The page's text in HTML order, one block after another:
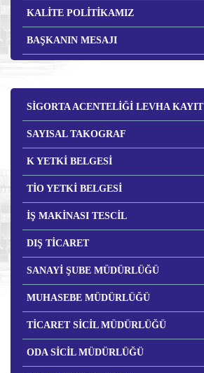
KALİTE POLİTİKAMIZ
BAŞKANIN MESAJI
SİGORTA ACENTELİĞİ LEVHA KAYIT
SAYISAL TAKOGRAF
K YETKİ BELGESİ
TİO YETKİ BELGESİ
İŞ MAKİNASI TESCİL
DIŞ TİCARET
SANAYİ ŞUBE MÜDÜRLÜĞÜ
MUHASEBE MÜDÜRLÜĞÜ
TİCARET SİCİL MÜDÜRLÜĞÜ
ODA SİCİL MÜDÜRLÜĞÜ